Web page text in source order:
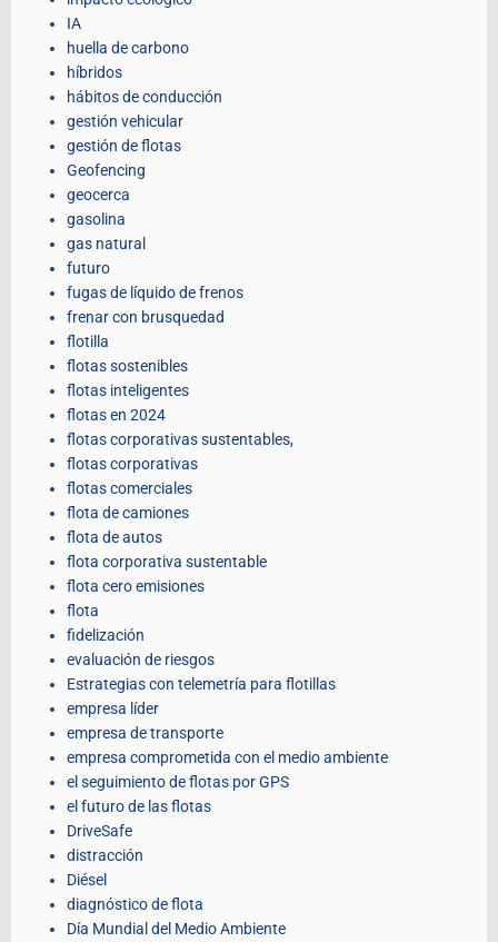
IA
huella de carbono
híbridos
hábitos de conducción
gestión vehicular
gestión de flotas
Geofencing
geocerca
gasolina
gas natural
futuro
fugas de líquido de frenos
frenar con brusquedad
flotilla
flotas sostenibles
flotas inteligentes
flotas en 2024
flotas corporativas sustentables,
flotas corporativas
flotas comerciales
flota de camiones
flota de autos
flota corporativa sustentable
flota cero emisiones
flota
fidelización
evaluación de riesgos
Estrategias con telemetría para flotillas
empresa líder
empresa de transporte
empresa comprometida con el medio ambiente
el seguimiento de flotas por GPS
el futuro de las flotas
DriveSafe
distracción
Diésel
diagnóstico de flota
Día Mundial del Medio Ambiente